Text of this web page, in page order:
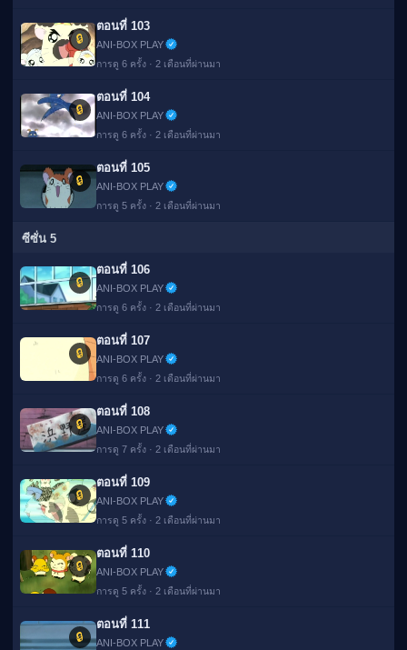
🔒
ตอนที่ 103
ANI-BOX PLAY
การดู 6 ครั้ง · 2 เดือนที่ผ่านมา
🔒
ตอนที่ 104
ANI-BOX PLAY
การดู 6 ครั้ง · 2 เดือนที่ผ่านมา
🔒
ตอนที่ 105
ANI-BOX PLAY
การดู 5 ครั้ง · 2 เดือนที่ผ่านมา
ซีซั่น 5
🔒
ตอนที่ 106
ANI-BOX PLAY
การดู 6 ครั้ง · 2 เดือนที่ผ่านมา
🔒
ตอนที่ 107
ANI-BOX PLAY
การดู 6 ครั้ง · 2 เดือนที่ผ่านมา
🔒
ตอนที่ 108
ANI-BOX PLAY
การดู 7 ครั้ง · 2 เดือนที่ผ่านมา
🔒
ตอนที่ 109
ANI-BOX PLAY
การดู 5 ครั้ง · 2 เดือนที่ผ่านมา
🔒
ตอนที่ 110
ANI-BOX PLAY
การดู 5 ครั้ง · 2 เดือนที่ผ่านมา
🔒
ตอนที่ 111
ANI-BOX PLAY